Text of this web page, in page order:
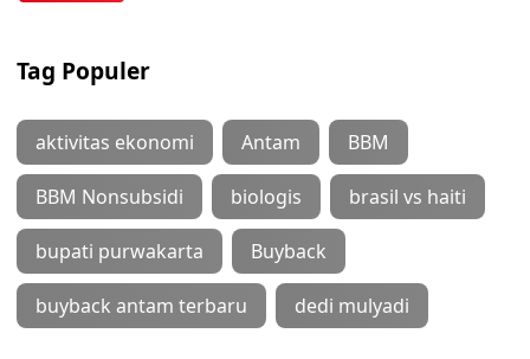
Tag Populer
aktivitas ekonomi Antam BBM
BBM Nonsubsidi biologis brasil vs haiti
bupati purwakarta Buyback
buyback antam terbaru dedi mulyadi